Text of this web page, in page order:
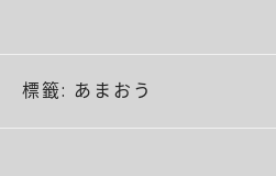
標籤: あまおう